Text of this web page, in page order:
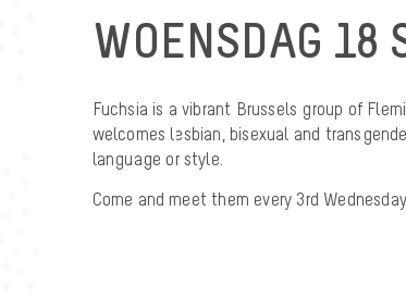
WOENSDAG 18
Fuchsia is a vibrant Brussels group of
welcomes lesbian, bisexual and
language or style.
Come and meet them every 3rd